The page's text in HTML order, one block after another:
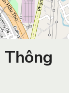
Thông